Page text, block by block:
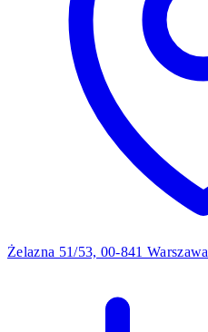
Żelazna 51/53, 00-841 Warszawa